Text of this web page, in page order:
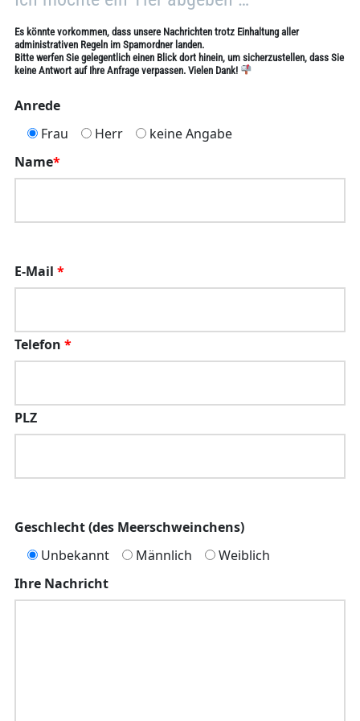
Es könnte vorkommen, dass unsere Nachrichten trotz Einhaltung aller
administrativen Regeln im Spamordner landen.
Bitte werfen Sie gelegentlich einen Blick dort hinein, um sicherzustellen, dass Sie
keine Antwort auf Ihre Anfrage verpassen. Vielen Dank!
Anrede
Frau
Herr
keine Angabe
Name*
E-Mail *
Telefon *
PLZ
Geschlecht (des Meerschweinchens)
Unbekannt
Männlich
Weiblich
Ihre Nachricht